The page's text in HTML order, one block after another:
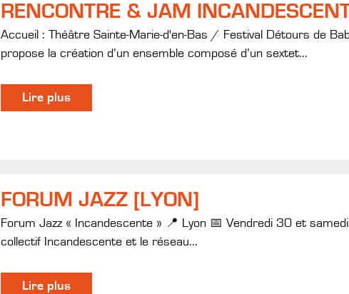
RENCONTRE & JAM
Accueil : Théâtre Sainte-Marie-d'en-Bas / Festival Détours de
propose la création d’un ensemble composé d’un sextet...
Lire plus
FORUM JAZZ [LYON]
Forum Jazz « Incandescente » 📍 Lyon 📅 Vendredi 30 et
collectif Incandescente et le réseau...
Lire plus